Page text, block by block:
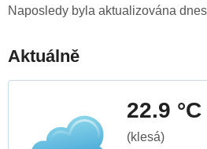
Naposledy byla aktualizována
Aktuálně
22.9 °C
(klesá)